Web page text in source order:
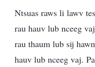
Ntsuas raws li lawv
rau hauv lub nceeg
rau thaum lub sij
hauv lub nceeg vaj.